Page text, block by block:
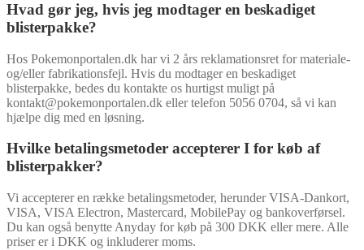
Hvad gør jeg, hvis jeg modtager en beskadiget
blisterpakke?
Hos Pokemonportalen.dk har vi 2 års reklamationsret for materiale-
og/eller fabrikationsfejl. Hvis du modtager en beskadiget
blisterpakke, bedes du kontakte os hurtigst muligt på
kontakt@pokemonportalen.dk eller telefon 5056 0704, så vi kan
hjælpe dig med en løsning.
Hvilke betalingsmetoder accepterer I for køb af
blisterpakker?
Vi accepterer en række betalingsmetoder, herunder VISA-Dankort,
VISA, VISA Electron, Mastercard, MobilePay og bankoverførsel.
Du kan også benytte Anyday for køb på 300 DKK eller mere. Alle
priser er i DKK og inkluderer moms.